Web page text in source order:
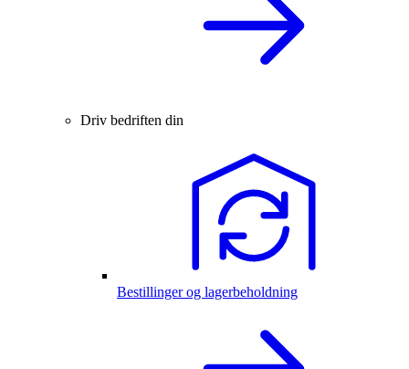
Driv bedriften din
Bestillinger og lagerbeholdning